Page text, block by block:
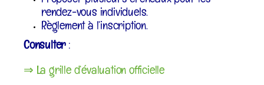
rendez-vous individuels.
Règlement à l’inscription.
Consulter:
⇒ La grille d’évaluation officielle